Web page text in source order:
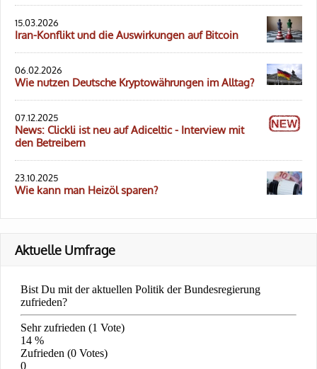
15.03.2026
Iran-Konflikt und die Auswirkungen auf Bitcoin
06.02.2026
Wie nutzen Deutsche Kryptowährungen im Alltag?
07.12.2025
News: Clickli ist neu auf Adiceltic - Interview mit
den Betreibern
23.10.2025
Wie kann man Heizöl sparen?
Aktuelle Umfrage